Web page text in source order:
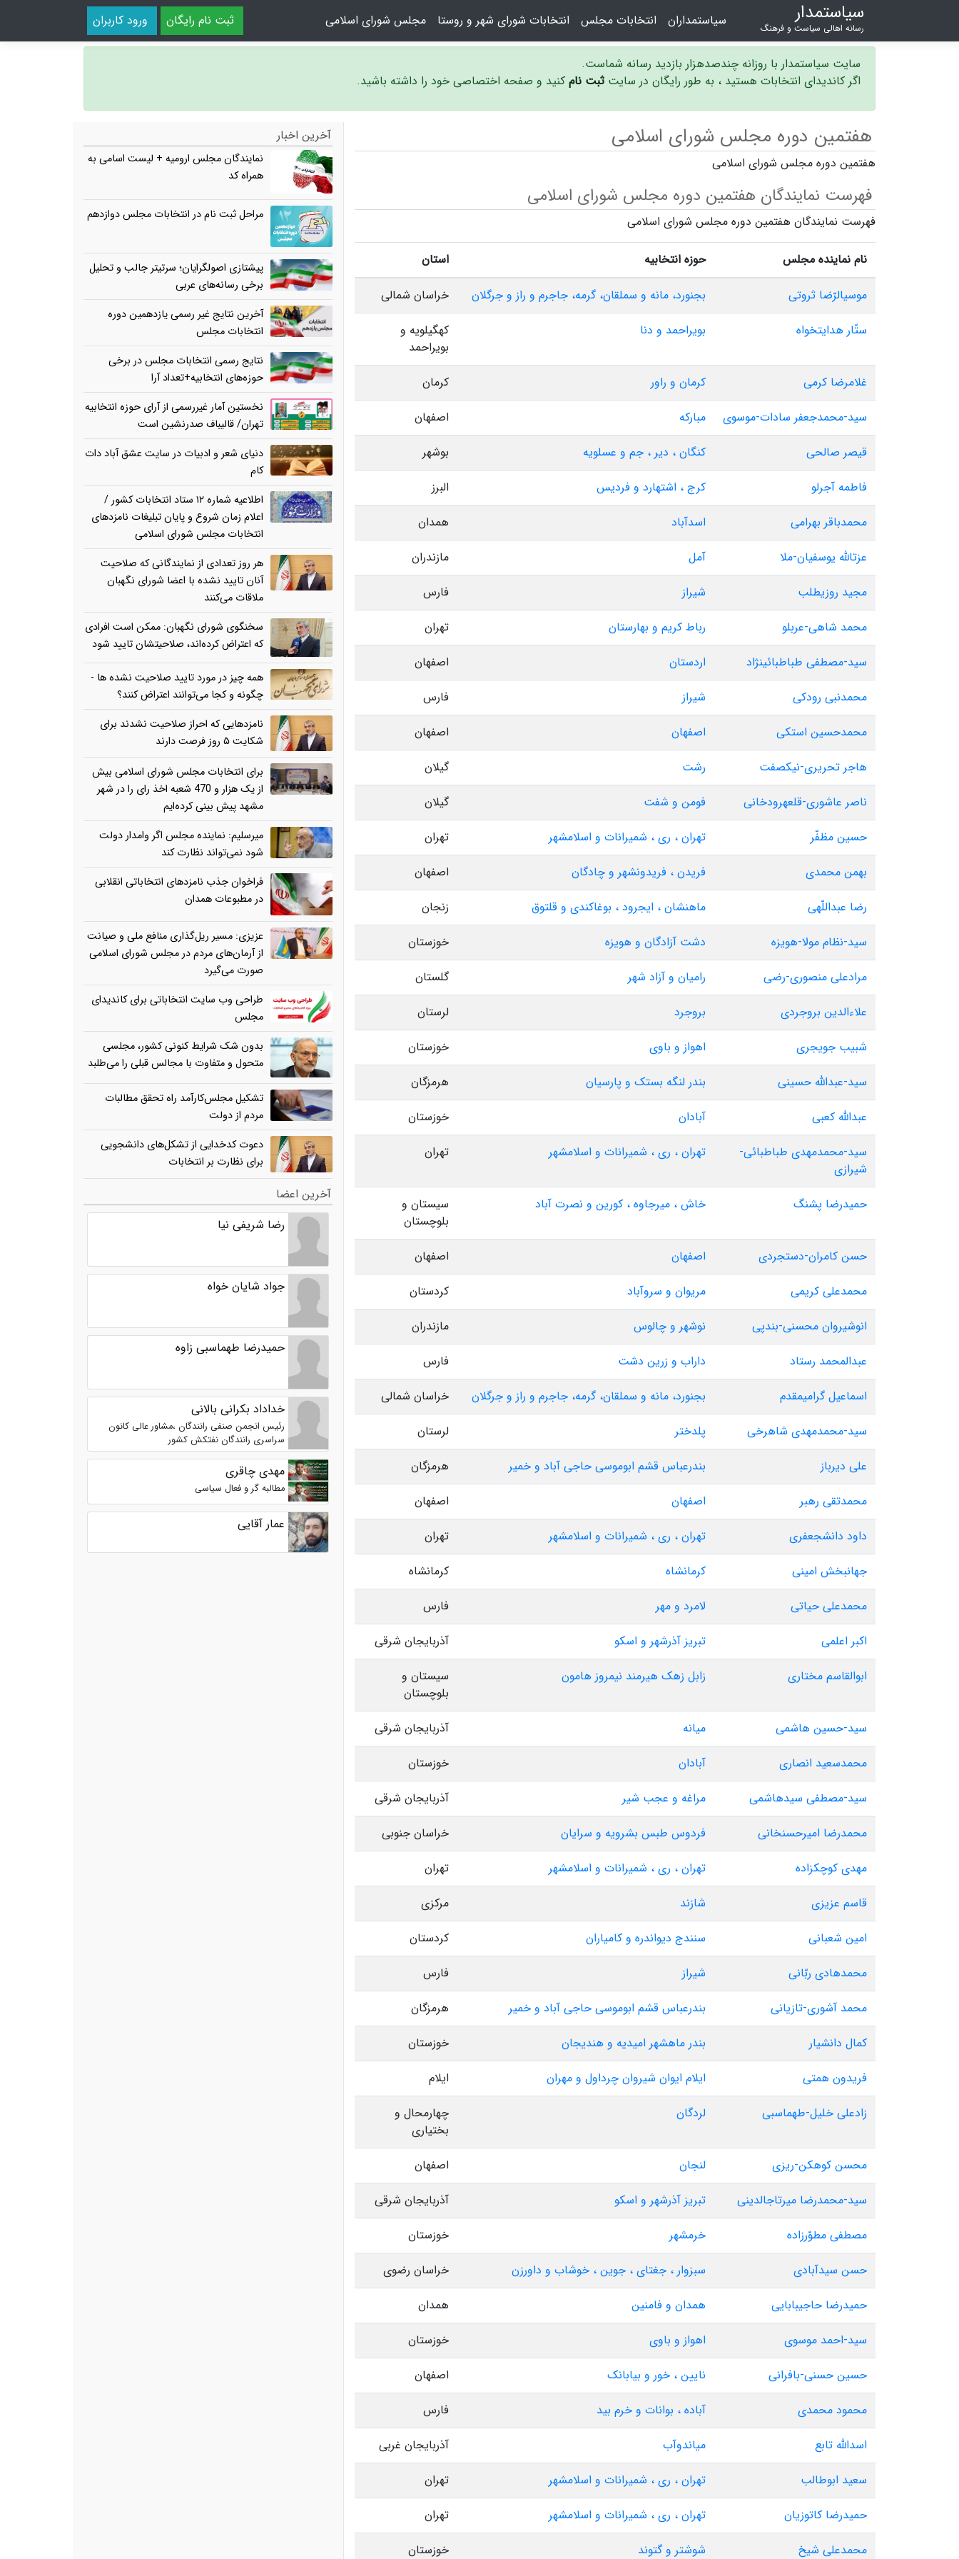
سیاستمدار
رسانه اهالی سیاست و فرهنگ ثبت نام رایگان ورود کاربران سیاستمداران انتخابات مجلس انتخابات شورای شهر و روستا مجلس شورای اسلامی
سایت سیاستمدار با روزانه چندصدهزار بازدید رسانه شماست.
اگر کاندیدای انتخابات هستید ، به طور رایگان در سایت ثبت نام کنید و صفحه اختصاصی خود را داشته باشید.
هفتمین دوره مجلس شورای اسلامی
هفتمین دوره مجلس شورای اسلامی
فهرست نمایندگان هفتمین دوره مجلس شورای اسلامی
فهرست نمایندگان هفتمین دوره مجلس شورای اسلامی
نام نماینده مجلس حوزه انتخابیه
استان
موسیالرّضا ثروتی
بجنورد، مانه و سملقان، گرمه، جاجرم و راز و جرگلان
خراسان شمالی
ستّار هدایتخواه
بویراحمد و دنا
کهگیلویه و
بویراحمد
غلامرضا کرمی
کرمان و راور
کرمان
سید-محمدجعفر سادات-موسوی
مبارکه
اصفهان
قیصر صالحی
کنگان ، دیر ، جم و عسلویه
بوشهر
فاطمه آجرلو
کرج ، اشتهارد و فردیس
البرز
محمدباقر بهرامی
اسدآباد
همدان
عزتالله یوسفیان-ملا
آمل
مازندران
مجید روزیطلب
شیراز
فارس
محمد شاهی-عربلو
رباط کریم و بهارستان
تهران
سید-مصطفی طباطبائینژاد
اردستان
اصفهان
محمدنبی رودکی
شیراز
فارس
محمدحسین استکی
اصفهان
اصفهان
هاجر تحریری-نیکصفت
رشت
گیلان
ناصر عاشوری-قلعهرودخانی
فومن و شفت
گیلان
حسین مظفّر
تهران ، ری ، شمیرانات و اسلامشهر
تهران
بهمن محمدی
فریدن ، فریدونشهر و چادگان
اصفهان
رضا عبداللّهی
ماهنشان ، ایجرود ، بوغاکندی و قلتوق
زنجان
سید-نظام مولا-هویزه
دشت آزادگان و هویزه
خوزستان
مرادعلی منصوری-رضی
رامیان و آزاد شهر
گلستان
علاءالدین بروجردی
بروجرد
لرستان
شبیب جویجری
اهواز و باوی
خوزستان
سید-عبدالله حسینی
بندر لنگه بستک و پارسیان
هرمزگان
عبدالله کعبی
آبادان
خوزستان
سید-محمدمهدی طباطبائی-
شیرازی
تهران ، ری ، شمیرانات و اسلامشهر تهران
حمیدرضا پشنگ خاش ، میرجاوه ، کورین و نصرت آباد
سیستان و
بلوچستان
حسن کامران-دستجردی
اصفهان
اصفهان
محمدعلی کریمی
مریوان و سروآباد
کردستان
انوشیروان محسنی-بندپی
نوشهر و چالوس
مازندران
عبدالمحمد رستاد
داراب و زرین دشت
فارس
اسماعیل گرامیمقدم
بجنورد، مانه و سملقان، گرمه، جاجرم و راز و جرگلان
خراسان شمالی
سید-محمدمهدی شاهرخی
پلدختر
لرستان
علی دیرباز
بندرعباس قشم ابوموسی حاجی آباد و خمیر
هرمزگان
محمدتقی رهبر
اصفهان
اصفهان
داود دانشجعفری
تهران ، ری ، شمیرانات و اسلامشهر
تهران
جهانبخش امینی
کرمانشاه
کرمانشاه
محمدعلی حیاتی
لامرد و مهر
فارس
اکبر اعلمی
تبریز آذرشهر و اسکو
آذربایجان شرقی
ابوالقاسم مختاری
زابل زهک هیرمند نیمروز هامون
سیستان و
بلوچستان
سید-حسین هاشمی
میانه
آذربایجان شرقی
محمدسعید انصاری
آبادان
خوزستان
سید-مصطفی سیدهاشمی
مراغه و عجب شیر
آذربایجان شرقی
محمدرضا امیرحسنخانی
فردوس طبس بشرویه و سرایان
خراسان جنوبی
مهدی کوچکزاده
تهران ، ری ، شمیرانات و اسلامشهر
تهران
قاسم عزیزی
شازند
مرکزی
امین شعبانی
سنندج دیواندره و کامیاران
کردستان
محمدهادی ربّانی
شیراز
فارس
محمد آشوری-تازیانی
بندرعباس قشم ابوموسی حاجی آباد و خمیر
هرمزگان
کمال دانشیار
بندر ماهشهر امیدیه و هندیجان
خوزستان
فریدون همتی
ایلام ایوان شیروان چرداول و مهران
ایلام
زادعلی خلیل-طهماسبی
لردگان
چهارمحال و
بختیاری
محسن کوهکن-ریزی
لنجان
اصفهان
سید-محمدرضا میرتاجالدینی
تبریز آذرشهر و اسکو
آذربایجان شرقی
مصطفی مطوّرزاده
خرمشهر
خوزستان
حسن سیدآبادی
سبزوار ، جغتای ، جوین ، خوشاب و داورزن
خراسان رضوی
حمیدرضا حاجیبابایی
همدان و فامنین
همدان
سید-احمد موسوی
اهواز و باوی
خوزستان
حسین حسنی-بافرانی
نایین ، خور و بیابانک
اصفهان
محمود محمدی
آباده ، بوانات و خرم بید
فارس
اسدالله تابع
میاندوآب
آذربایجان غربی
سعید ابوطالب
تهران ، ری ، شمیرانات و اسلامشهر
تهران
حمیدرضا کاتوزیان
تهران ، ری ، شمیرانات و اسلامشهر
تهران
محمدعلی شیخ
شوشتر و گتوند خوزستان
آخرین اخبار
نمایندگان مجلس ارومیه + لیست اسامی به
همراه کد
مراحل ثبت نام در انتخابات مجلس دوازدهم
پیشتازی اصولگرایان؛ سرتیتر جالب و تحلیل
برخی رسانه‌های عربی
آخرین نتایج غیر رسمی یازدهمین دوره
انتخابات مجلس
نتایج رسمی انتخابات مجلس در برخی
حوزه‌های انتخابیه+تعداد آرا
نخستین آمار غیررسمی از آرای حوزه انتخابیه
تهران/ قالیباف صدرنشین است
دنیای شعر و ادبیات در سایت عشق آباد دات
کام
اطلاعیه شماره ۱۲ ستاد انتخابات کشور /
اعلام زمان شروع و پایان تبلیغات نامزدهای
انتخابات مجلس شورای اسلامی
هر روز تعدادی از نمایندگانی که صلاحیت
آنان تایید نشده با اعضا شورای نگهبان
ملاقات می‌کنند
سخنگوی شورای نگهبان: ممکن است افرادی
که اعتراض کرده‌اند، صلاحیتشان تایید شود
همه چیز در مورد تایید صلاحیت نشده ها -
چگونه و کجا می‌توانند اعتراض کنند؟
نامزدهایی که احراز صلاحیت نشدند برای
شکایت ۵ روز فرصت دارند
برای انتخابات مجلس شورای اسلامی بیش
از یک هزار و 470 شعبه اخذ رای را در شهر
مشهد پیش بینی کرده‌ایم
میرسلیم: نماینده مجلس اگر وامدار دولت
شود نمی‌تواند نظارت کند
فراخوان جذب نامزدهای انتخاباتی انقلابی
در مطبوعات همدان
عزیزی: مسیر ریل‌گذاری منافع ملی و صیانت
از آرمان‌های مردم در مجلس شورای اسلامی
صورت می‌گیرد
طراحی وب سایت انتخاباتی برای کاندیدای
مجلس
بدون شک شرایط کنونی کشور، مجلسی
متحول و متفاوت با مجالس قبلی را می‌طلبد
تشکیل مجلس‌کارآمد راه تحقق مطالبات
مردم از دولت
دعوت کدخدایی از تشکل‌های دانشجویی
برای نظارت بر انتخابات
آخرین اعضا
رضا شریفی نیا
جواد شایان خواه
حمیدرضا طهماسبی زاوه
خداداد بکرانی بالانی
رئیس انجمن صنفی رانندگان ،مشاور عالی کانون
سراسری رانندگان نفتکش کشور
مهدی چاقری
مطالبه گر و فعال سیاسی
عمار آقایی